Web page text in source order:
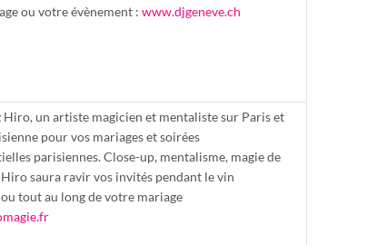
ou votre évènement : www.djgeneve.ch
Hiro, un artiste magicien et mentaliste sur Paris et
pour vos mariages et soirées
parisiennes. Close-up, mentalisme, magie de
saura ravir vos invités pendant le vin
tout au long de votre mariage